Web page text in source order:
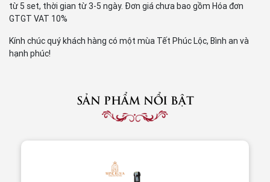
từ 5 set, thời gian từ 3-5 ngày. Đơn giá chưa bao gồm Hóa đơn
GTGT VAT 10%
Kính chúc quý khách hàng có một mùa Tết Phúc Lộc, Bình an và
hạnh phúc!
SẢN PHẨM NỔI BẬT